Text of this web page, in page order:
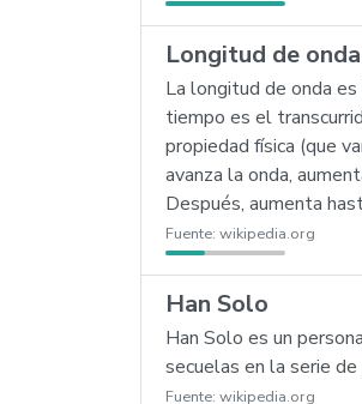
Longitud de onda
La longitud de onda
tiempo es el
propiedad física (que
avanza la onda,
Después, aumenta
Fuente: wikipedia.org
Han Solo
Han Solo es un
secuelas en la serie
Fuente: wikipedia.org